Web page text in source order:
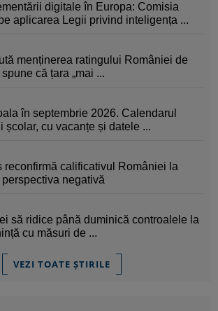
digitale în Europa: Comisia
aplicarea Legii privind inteligența ...
menținerea ratingului României de
că țara „mai ...
în septembrie 2026. Calendarul
școlar, cu vacanțe și datele ...
reconfirmă calificativul României la
negativă
să ridice până duminică controalele la
cu măsuri de ...
VEZI TOATE ȘTIRILE